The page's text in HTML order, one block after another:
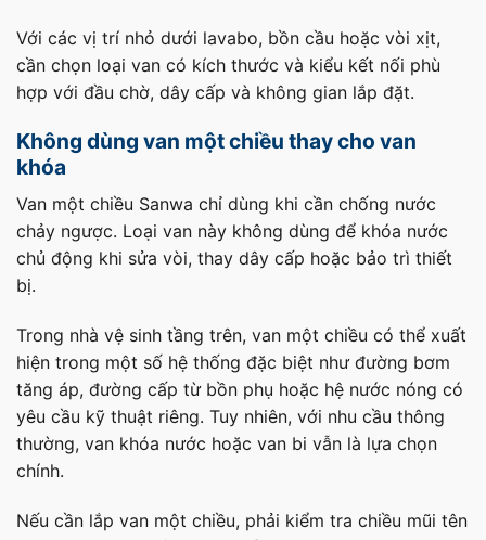
Với các vị trí nhỏ dưới lavabo, bồn cầu hoặc vòi xịt,
cần chọn loại van có kích thước và kiểu kết nối phù
hợp với đầu chờ, dây cấp và không gian lắp đặt.
Không dùng van một chiều thay cho van
khóa
Van một chiều Sanwa chỉ dùng khi cần chống nước
chảy ngược. Loại van này không dùng để khóa nước
chủ động khi sửa vòi, thay dây cấp hoặc bảo trì thiết
bị.
Trong nhà vệ sinh tầng trên, van một chiều có thể xuất
hiện trong một số hệ thống đặc biệt như đường bơm
tăng áp, đường cấp từ bồn phụ hoặc hệ nước nóng có
yêu cầu kỹ thuật riêng. Tuy nhiên, với nhu cầu thông
thường, van khóa nước hoặc van bi vẫn là lựa chọn
chính.
Nếu cần lắp van một chiều, phải kiểm tra chiều mũi tên